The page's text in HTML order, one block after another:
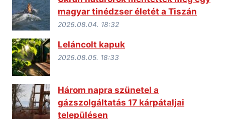
magyar tinédzser életét a Tiszán
2026.08.04. 18:32
Leláncolt kapuk
2026.08.05. 18:33
Három napra szünetel a
gázszolgáltatás 17 kárpátaljai
településen